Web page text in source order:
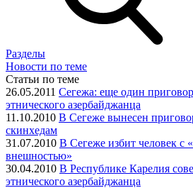
Разделы
Новости по теме
Статьи по теме
26.05.2011 Сегежа: еще один
этнического азербайджанца
11.10.2010 В Сегеже вынесен
скинхедам
31.07.2010 В Сегеже избит человек с
внешностью»
30.04.2010 В Республике Карелия
этнического азербайджанца